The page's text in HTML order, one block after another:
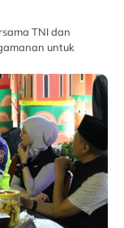
TNI dan
untuk